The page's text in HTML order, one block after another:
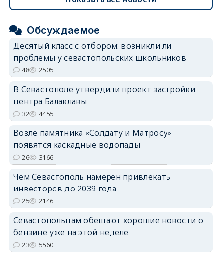
Обсуждаемое
Десятый класс с отбором: возникли ли
проблемы у севастопольских школьников
48 2505
В Севастополе утвердили проект застройки
центра Балаклавы
32 4455
Возле памятника «Солдату и Матросу»
появятся каскадные водопады
26 3166
Чем Севастополь намерен привлекать
инвесторов до 2039 года
25 2146
Севастопольцам обещают хорошие новости о
бензине уже на этой неделе
23 5560